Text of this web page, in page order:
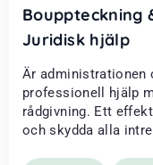
Bouppteckning
Juridisk hjälp
Är administrationen
professionell hjälp
rådgivning. Ett
och skydda alla